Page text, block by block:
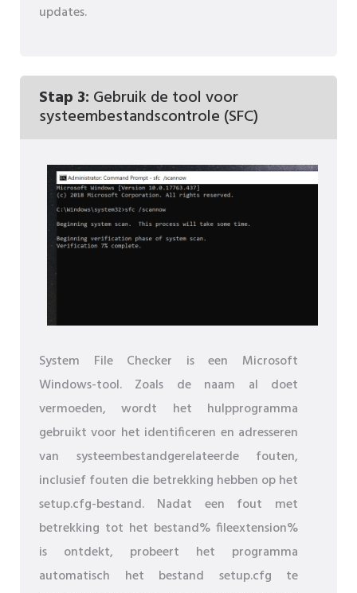
updates.
Stap 3: Gebruik de tool voor
systeembestandscontrole (SFC)
System File Checker is een Microsoft
Windows-tool. Zoals de naam al doet
vermoeden, wordt het hulpprogramma
gebruikt voor het identificeren en adresseren
van systeembestandgerelateerde fouten,
inclusief fouten die betrekking hebben op het
setup.cfg-bestand. Nadat een fout met
betrekking tot het bestand% fileextension%
is ontdekt, probeert het programma
automatisch het bestand setup.cfg te